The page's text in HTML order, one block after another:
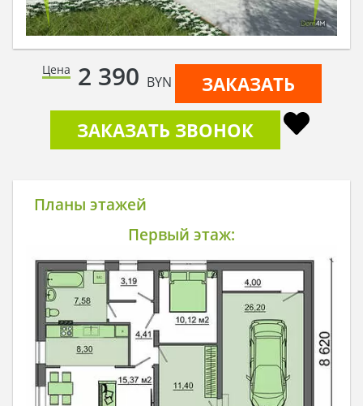
Цена 2 390 BYN
ЗАКАЗАТЬ
ЗАКАЗАТЬ ЗВОНОК
Планы этажей
Первый этаж: